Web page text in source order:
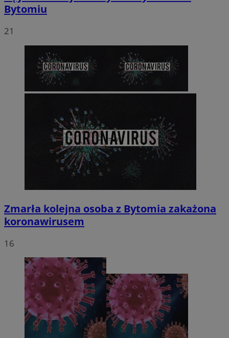
Bytomiu
21
Zmarła kolejna osoba z Bytomia zakażona
koronawirusem
16